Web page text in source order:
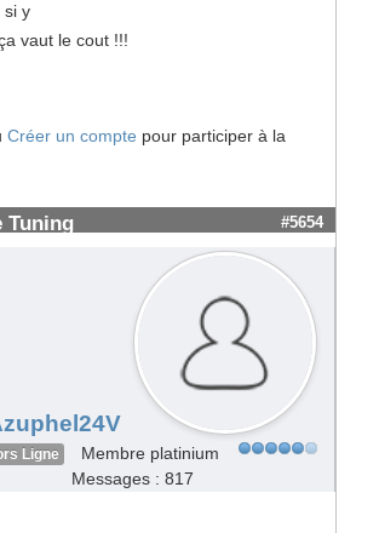
si y
vaut le cout !!!
Créer un compte pour participer à la
Tuning #5654
Ligne
Membre platinium
Messages : 817